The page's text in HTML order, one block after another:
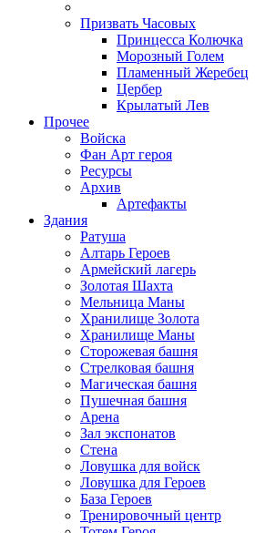
Призвать Часовых
Принцесса Колючка
Морозный Голем
Пламенный Жеребец
Цербер
Крылатый Лев
Прочее
Войска
Фан Арт героя
Ресурсы
Архив
Артефакты
Здания
Ратуша
Алтарь Героев
Армейский лагерь
Золотая Шахта
Мельница Маны
Хранилище Золота
Хранилище Маны
Сторожевая башня
Стрелковая башня
Магическая башня
Пушечная башня
Арена
Зал экспонатов
Стена
Ловушка для войск
Ловушка для Героев
База Героев
Тренировочный центр